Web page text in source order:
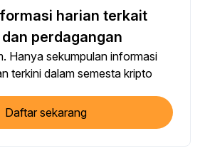
harian terkait
perdagangan
Hanya sekumpulan informasi
terkini dalam semesta kripto
Daftar sekarang